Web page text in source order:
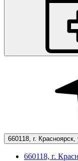
660118, г.
660118, г.